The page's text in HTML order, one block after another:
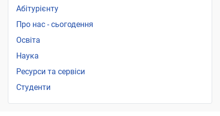
Абітурієнту
Про нас - сьогодення
Освіта
Наука
Ресурси та сервіси
Студенти